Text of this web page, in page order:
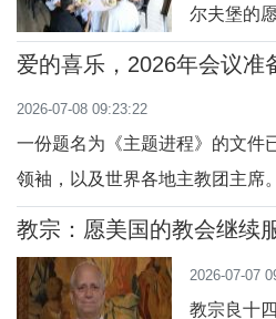
教共同辨
外，大会
及与哥伦
尔夫堡的
复制2025
排了一台
览活动。
人性尊严
于7月11日
爱的喜乐，2026年会议准
2026-07-08 09:23:22
一份题名为《主题进程》的文件
领袖，以及世界各地主教团主席
旨在为教宗良十四世2026年10
由教宗藉着一份讯息公布，当天
教宗：愿美国的教会继续
扬福音
2026-07-07
教宗良十